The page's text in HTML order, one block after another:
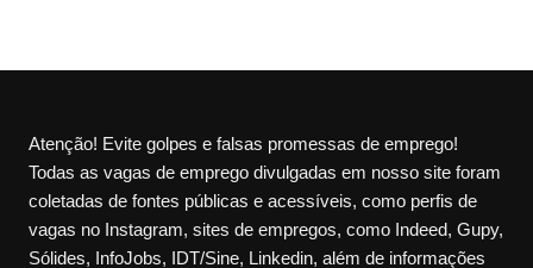
Atenção! Evite golpes e falsas promessas de emprego!
Todas as vagas de emprego divulgadas em nosso site foram
coletadas de fontes públicas e acessíveis, como perfis de
vagas no Instagram, sites de empregos, como Indeed, Gupy,
Sólides, InfoJobs, IDT/Sine, Linkedin, além de informações